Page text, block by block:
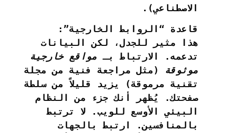
الاصطناعي).
قاعدة “الروابط الخارجية”:
هذا مثير للجدل، لكن البيانات
تدعمه. الارتباط بـ مواقع خارجية
موثوقة (مثل مراجعة فنية من مجلة
تقنية مرموقة) يزيد قليلاً من سلطة
صفحتك. يُظهر أنك جزء من النظام
البيئي الأوسع للويب. لا ترتبط
بالمنافسين. ارتبط بالجهات